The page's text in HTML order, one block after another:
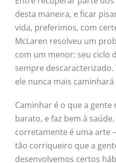
desta maneira, e ficar
vida, preferimos, com
McLaren resolveu um
com um menor: seu ciclo
sempre
ele nunca mais
Caminhar é o que a gente
barato, e faz bem à
corretamente é uma arte
tão corriqueiro que a
desenvolvemos certos